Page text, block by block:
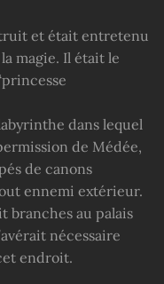
et était entretenu
magie. Il était le
dans lequel
de Médée,
de canons
ennemi extérieur.
branches au palais
nécessaire
endroit.